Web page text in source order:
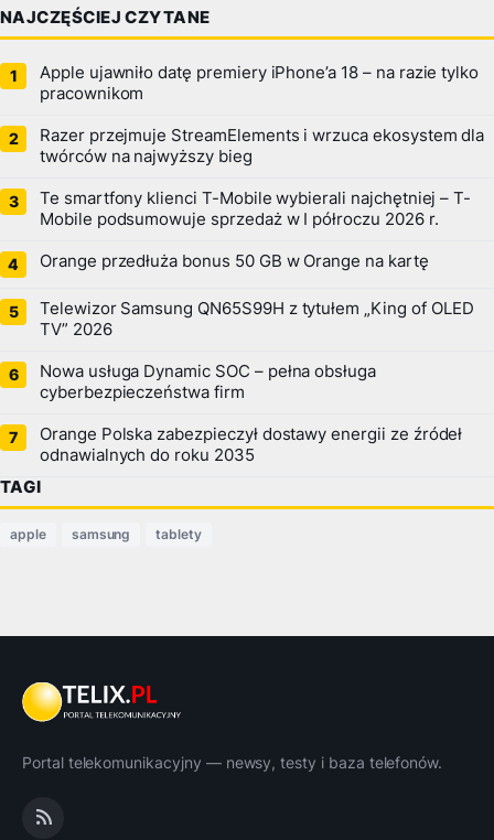
NAJCZĘŚCIEJ CZYTANE
Apple ujawniło datę premiery iPhone’a 18 – na razie tylko
pracownikom
Razer przejmuje StreamElements i wrzuca ekosystem dla
twórców na najwyższy bieg
Te smartfony klienci T-Mobile wybierali najchętniej – T-
Mobile podsumowuje sprzedaż w I półroczu 2026 r.
Orange przedłuża bonus 50 GB w Orange na kartę
Telewizor Samsung QN65S99H z tytułem „King of OLED
TV” 2026
Nowa usługa Dynamic SOC – pełna obsługa
cyberbezpieczeństwa firm
Orange Polska zabezpieczył dostawy energii ze źródeł
odnawialnych do roku 2035
TAGI
apple samsung tablety
Portal telekomunikacyjny — newsy, testy i baza telefonów.